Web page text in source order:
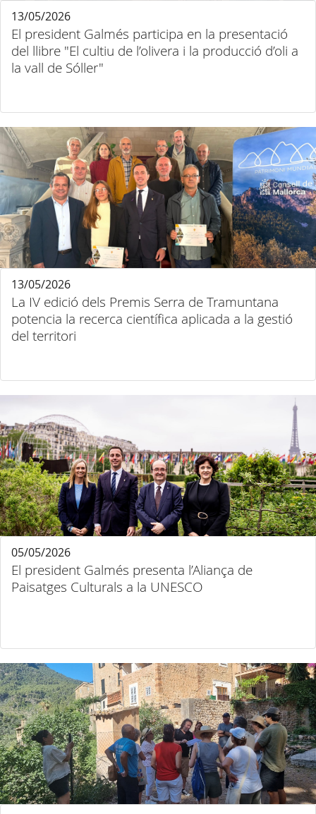
El president Galmés participa en la presentació
del llibre "El cultiu de l’olivera i la producció d’oli a
la vall de Sóller"
13/05/2026
La IV edició dels Premis Serra de Tramuntana
potencia la recerca científica aplicada a la gestió
del territori
13/05/2026
El president Galmés presenta l’Aliança de
Paisatges Culturals a la UNESCO
05/05/2026